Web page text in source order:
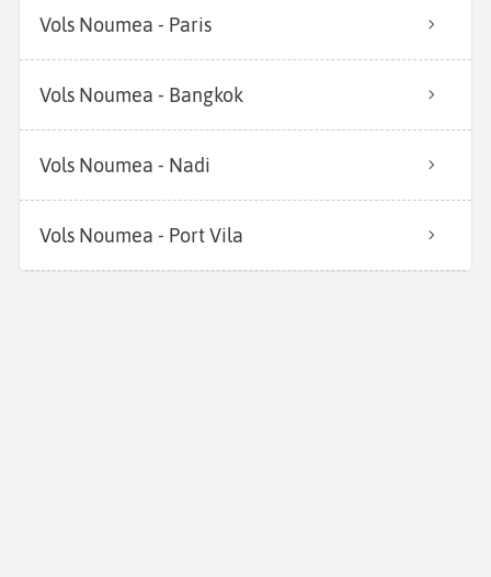
Vols Noumea - Paris
Vols Noumea - Bangkok
Vols Noumea - Nadi
Vols Noumea - Port Vila